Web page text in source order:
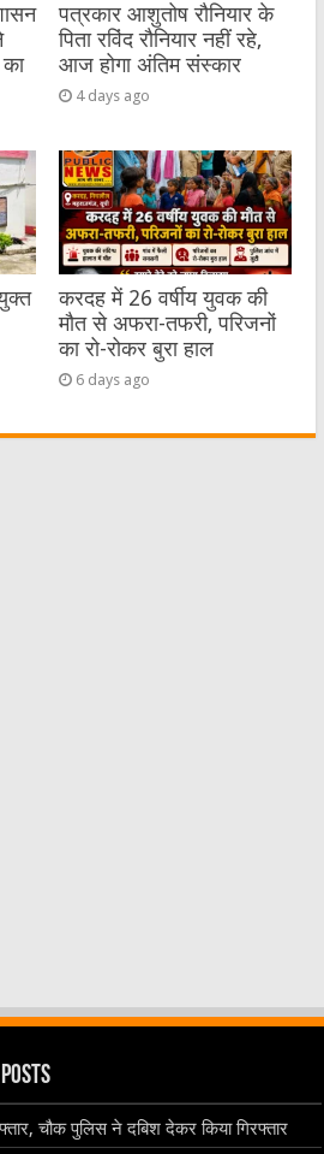
पत्रकार आशुतोष रौनियार के
पिता रविंद रौनियार नहीं रहे,
आज होगा अंतिम संस्कार
4 days ago
करदह में 26 वर्षीय युवक की
मौत से अफरा-तफरी, परिजनों
का रो-रोकर बुरा हाल
6 days ago
चौक पुलिस ने दबिश देकर किया गिरफ्तार